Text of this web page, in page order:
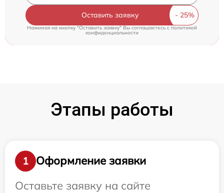
Оставить заявку
Нажимая на кнопку "Оставить заявку" Вы соглашаетесь cполитикой
конфиденциальности
Этапы работы
1
Оформление заявки
Оставьте заявку на сайте